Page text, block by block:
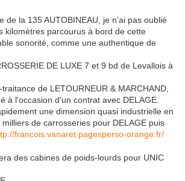
de la 135 AUTOBINEAU, je n’ai pas oublié
kilomètres parcourus à bord de cette
sonorité, comme une authentique de
DE LUXE 7 et 9 bd de Levallois à
de LETOURNEUR & MARCHAND,
à l'occasion d'un contrat avec DELAGE.
une dimension quasi industrielle en
de carrosseries pour DELAGE puis
francois.vanaret.pagesperso-orange.fr/
des cabines de poids-lourds pour UNIC